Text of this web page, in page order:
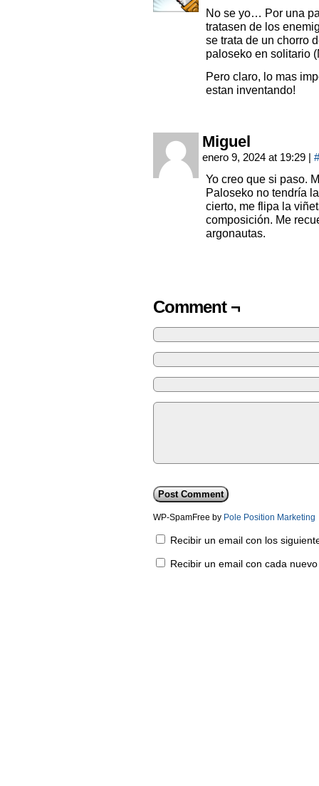
No se yo… Por una
tratasen de los
se trata de un chorro
paloseko en solitario
Pero claro, lo mas
estan inventando!
Miguel
enero 9, 2024 at 19:29 | #
Yo creo que si paso.
Paloseko no tendría
cierto, me flipa la
composición. Me
argonautas.
Comment ¬
WP-SpamFree by Pole Position Marketing
Recibir un email con los
Recibir un email con cada